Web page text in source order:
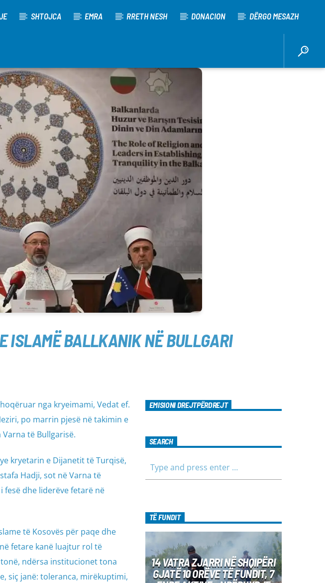
SHTOJCA EMRA RRETH NESH DONACION DËRGO MESAZH
ISLAMË BALLKANIK NË BULLGARI
nga kryeimami, Vedat ef.
po marrin pjesë në takimin e
të Bullgarisë.
kryetarin e Dijanetit të Turqisë,
Hadji, sot në Varna të
fesë dhe liderëve fetarë në
të Kosovës për paqe dhe
fetare kanë luajtur rol të
ndërsa institucionet tona
siç janë: toleranca, mirëkuptimi,
EMISIONI DREJTPËRDREJT
SEARCH
TË FUNDIT
14 VATRA ZJARRI NË SHQIPËRI
GJATË 10 ORËVE TË FUNDIT, 7